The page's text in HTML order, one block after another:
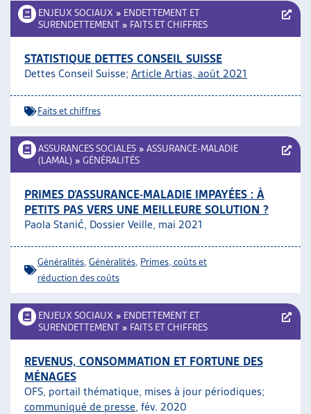
ENJEUX SOCIAUX » ENDETTEMENT ET
SURENDETTEMENT » FAITS ET CHIFFRES
STATISTIQUE DETTES CONSEIL SUISSE
Dettes Conseil Suisse; Article Artias, août 2021
Faits et chiffres
ASSURANCES SOCIALES » ASSURANCE-MALADIE
(LAMAL) » GÉNÉRALITÉS
PRIMES D’ASSURANCE-MALADIE IMPAYÉES : À
PETITS PAS VERS UNE MEILLEURE SOLUTION ?
Paola Stanić, Dossier Veille, mai 2021
Généralités Généralités Primes, coûts et
réduction des coûts
ENJEUX SOCIAUX » ENDETTEMENT ET
SURENDETTEMENT » FAITS ET CHIFFRES
REVENUS, CONSOMMATION ET FORTUNE DES
MÉNAGES
OFS, portail thématique, mises à jour périodiques;
communiqué de presse, fév. 2020